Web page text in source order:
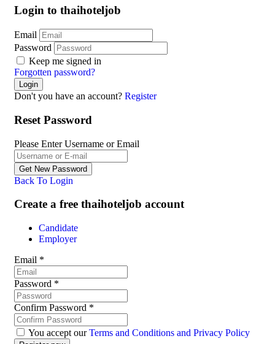
Login to thaihoteljob
Email
Password
Keep me signed in
Forgotten password?
Don't you have an account? Register
Reset Password
Please Enter Username or Email
Back To Login
Create a free thaihoteljob account
Candidate
Employer
Email *
Password *
Confirm Password *
You accept ourTerms and Conditions and Privacy Policy